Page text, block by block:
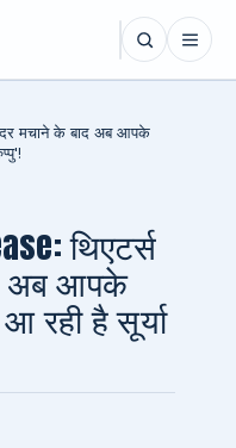
मचाने के बाद अब आपके
थिएटर्स
अब आपके
रही है सूर्या